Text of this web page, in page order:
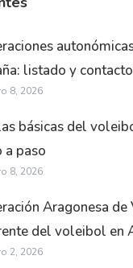
listado y
8, 2026
básicas del
a paso
8, 2026
Aragonesa
del voleibol en
2, 2026